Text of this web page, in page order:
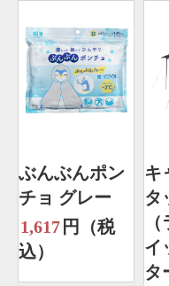
ぶんぶんポン
チョ グレー
1,617 円（税
込）
キ
タ
イ
タ